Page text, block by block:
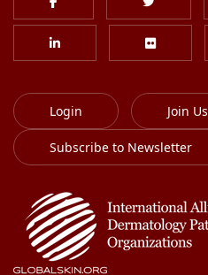
Login Join Us
Subscribe to Newsletter